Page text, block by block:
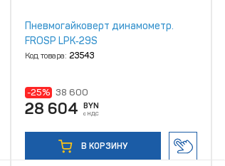
Пневмогайковерт динамометр.
FROSP LPK‑29S
Код товара: 23543
-25% 38 600
28 604 BYN
с НДС
В КОРЗИНУ